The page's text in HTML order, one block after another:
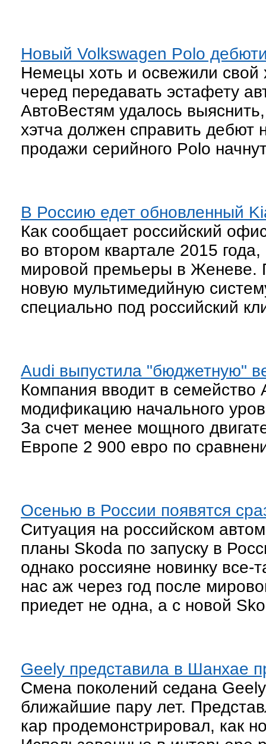
Новый Volkswagen Polo
Немецы хоть и освежили свой
черед передавать эстафету
АвтоВестям удалось
хэтча должен справить дебют
продажи серийного Polo
В Россию едет обновленный
Как сообщает российский
во втором квартале 2015
мировой премьеры в Женеве.
новую мультимедийную
специально под российский
Audi выпустила "бюджетную"
Компания вводит в семейство
модификацию начального
За счет менее мощного
Европе 2 900 евро по
Осенью в России появятся
Ситуация на российском
планы Skoda по запуску в
однако россияне новинку все-
нас аж через год после
приедет не одна, а с новой
Geely представила в Шанхае
Смена поколений седана
ближайшие пару лет.
кар продемонстрировал, как